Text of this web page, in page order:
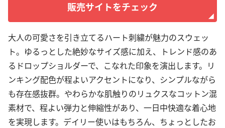
販売サイトをチェック
大人の可愛さを引き立てるハート刺繍が魅力のスウェッ
ト。ゆるっとした絶妙なサイズ感に加え、トレンド感のあ
るドロップショルダーで、こなれた印象を演出します。リ
ンキング配色が程よいアクセントになり、シンプルながら
も存在感抜群。やわらかな肌触りのリュクスなコットン混
素材で、程よい弾力と伸縮性があり、一日中快適な着心地
を実現します。デイリー使いはもちろん、ちょっとしたお